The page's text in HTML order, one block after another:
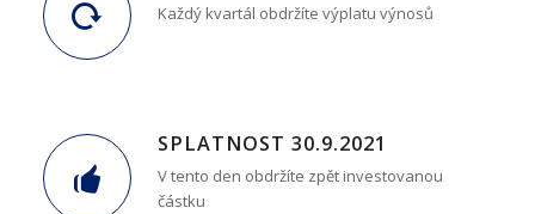
Každý kvartál obdržíte výplatu výnosů
SPLATNOST 30.9.2021
V tento den obdržíte zpět investovanou
částku